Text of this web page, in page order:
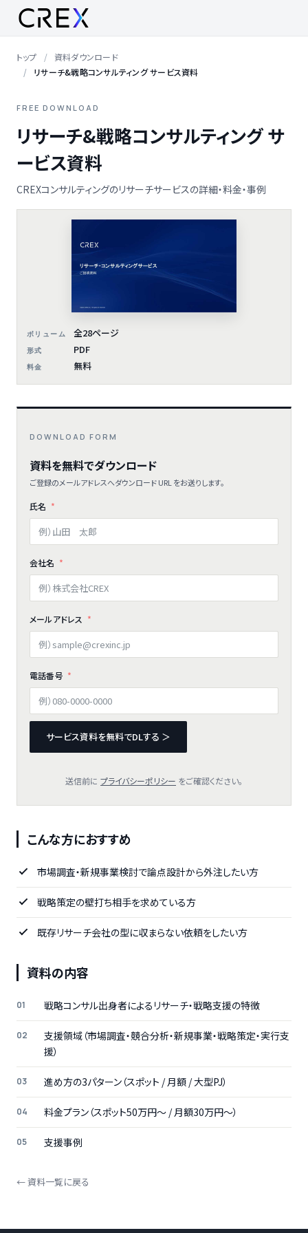
トップ
資料ダウンロード
リサーチ&戦略コンサルティング サービス資料
FREE DOWNLOAD
リサーチ&戦略コンサルティング サ
ービス資料
CREXコンサルティングのリサーチサービスの詳細・料金・事例
ボリューム 全28ページ
形式 PDF
料金 無料
DOWNLOAD FORM
資料を無料でダウンロード
ご登録のメールアドレスへダウンロード URL をお送りします。
氏名
会社名
メールアドレス
電話番号
サービス資料を無料でDLする ＞
送信前に プライバシーポリシー をご確認ください。
こんな方におすすめ
市場調査・新規事業検討で論点設計から外注したい方
戦略策定の壁打ち相手を求めている方
既存リサーチ会社の型に収まらない依頼をしたい方
資料の内容
戦略コンサル出身者によるリサーチ・戦略支援の特徴
支援領域（市場調査・競合分析・新規事業・戦略策定・実行支
援）
進め方の3パターン（スポット / 月額 / 大型PJ）
料金プラン（スポット50万円〜 / 月額30万円〜）
支援事例
← 資料一覧に戻る